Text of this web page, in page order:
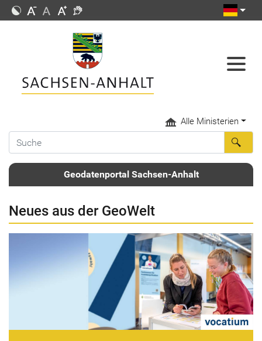
Alle Ministerien
Geodatenportal Sachsen-Anhalt
Neues aus der GeoWelt